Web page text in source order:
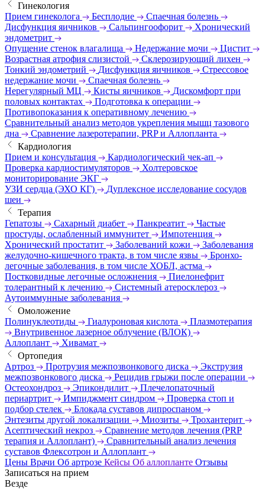
Гинекология
Прием гинеколога
Бесплодие
Спаечная болезнь
Дисфункция яичников
Сальпингоофорит
Хронический
эндометрит
Опущение стенок влагалища
Недержание мочи
Цистит
Возрастная атрофия слизистой
Склерозирующий лихен
Тонкий эндометрий
Дисфункция яичников
Стрессовое
недержание мочи
Спаечная болезнь
Нерегулярный МЦ
Кисты яичников
Дискомфорт при
половых контактах
Подготовка к операции
Противопоказания к оперативному лечению
Сравнительный анализ методов укрепления мышц тазового
дна
Сравнение лазеротерапии, PRP и Аллопланта
Кардиология
Прием и консультация
Кардиологический чек-ап
Проверка кардиостимуляторов
Холтеровское
мониторирование ЭКГ
УЗИ сердца (ЭХО КГ)
Дуплексное исследование сосудов
шеи
Терапия
Гепатозы
Сахарный диабет Панкреатит
Частые
простуды, ослабленный иммунитет
Импотенция
Хронический простатит
Заболеваний кожи
Заболевания
желудочно-кишечного тракта, в том числе язвы
Бронхо-
легочные заболевания, в том числе ХОБЛ, астма
Постковидные легочные осложнения
Пиелонефрит
толерантный к лечению
Системный атеросклероз
Аутоиммунные заболевания
Омоложение
Полинуклеотиды
Гиалуроновая кислота
Плазмотерапия
Внутривенное лазерное облучение (ВЛОК)
Аллоплант
Хивамат
Ортопедия
Артроз
Протрузия межпозвонкового диска
Экструзия
межпозвонкового диска
Рецидив грыжи после операции
Остеохондроз
Эпикондилит
Плечелопаточный
периартрит
Импиджмент синдром
Проверка стоп и
подбор стелек
Блокада суставов дипроспаном
Энтезиты другой локализации
Миозиты
Трохантерит
Асептический некроз
Сравнение методов лечения (PRP
терапия и Аллоплант)
Сравнительный анализ лечения
суставов Флексотрон и Аллоплант
Цены Врачи Об артрозе Кейсы Об аллопланте Отзывы
Записаться на прием
Везде